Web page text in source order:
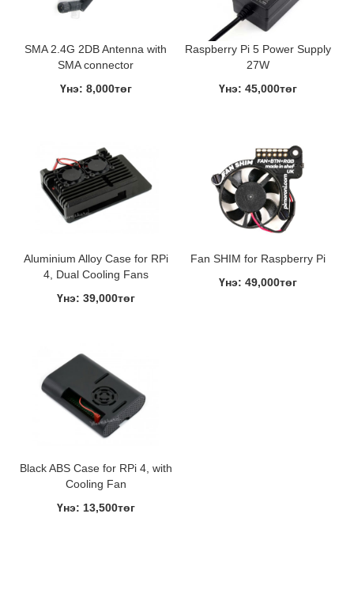
SMA 2.4G 2DB Antenna with
SMA connector
Үнэ: 8,000төг
Raspberry Pi 5 Power Supply
27W
Үнэ: 45,000төг
Aluminium Alloy Case for RPi
4, Dual Cooling Fans
Үнэ: 39,000төг
Fan SHIM for Raspberry Pi
Үнэ: 49,000төг
Black ABS Case for RPi 4, with
Cooling Fan
Үнэ: 13,500төг